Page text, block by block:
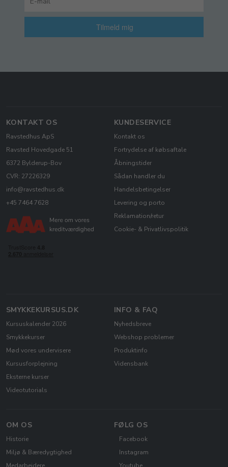
Tilmeld mig
KONTAKT OS
Ravstedhus ApS
Ravsted Hovedgade 51
6372 Bylderup-Bov
CVR: 27226329
info@ravstedhus.dk
+45 7464 7628
KUNDESERVICE
Kontakt os
Fortrydelse af købsaftale
Åbningstider
Sådan handler du
Handelsbetingelser
Levering og porto
Reklamation/retur
Cookie- & Privatlivspolitik
SMYKKEKURSUS.DK
Kursuskalender 2026
Smykkekurser
Mød vores undervisere
Kursusforplejning
Eksterne kurser
Videotutorials
INFO & FAQ
Nyhedsbreve
Webshop problemer
Produktinfo
Vidensbank
OM OS
Historie
Miljø & Bæredygtighed
FØLG OS
Facebook
Instagram